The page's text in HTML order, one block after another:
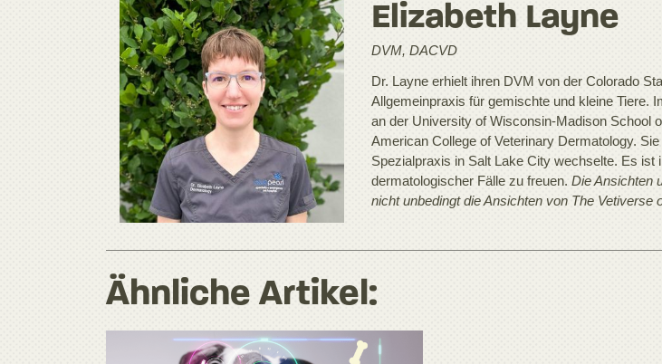
Elizabeth Layne
DVM, DACVD
Dr. Layne erhielt ihren DVM von der Colorado
Allgemeinpraxis für gemischte und kleine Tiere.
an der University of Wisconsin-Madison School
American College of Veterinary Dermatology.
Spezialpraxis in Salt Lake City wechselte. Es ist
dermatologischer Fälle zu freuen. Die Ansichten
nicht unbedingt die Ansichten von The Vetiverse
Ähnliche Artikel: